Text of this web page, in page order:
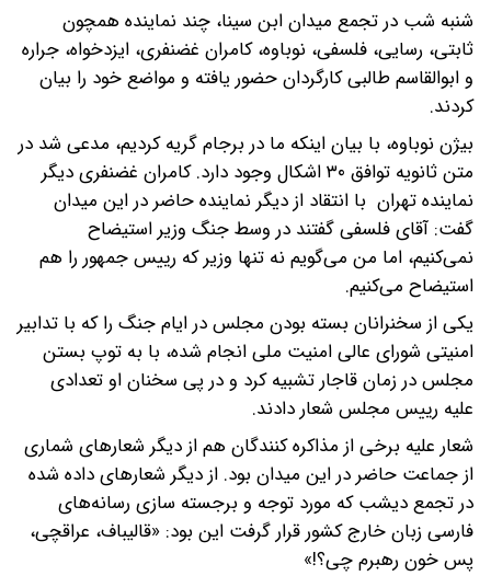
شنبه شب در تجمع میدان ابن سینا، چند نماینده همچون
ثابتی، رسایی، فلسفی، نوباوه، کامران غضنفری، ایزدخواه، جراره
و ابوالقاسم طالبی کارگردان حضور یافته و مواضع خود را بیان
کردند.
بیژن نوباوه، با بیان اینکه ما در برجام گریه کردیم، مدعی شد در
متن ثانویه توافق ۳۰ اشکال وجود دارد. کامران غضنفری دیگر
نماینده تهران با انتقاد از دیگر نماینده حاضر در این میدان
گفت: آقای فلسفی گفتند در وسط جنگ وزیر استیضاح
نمی‌کنیم، اما من می‌گویم نه تنها وزیر که رییس جمهور را هم
استیضاح می‌کنیم.
یکی از سخنرانان بسته بودن مجلس در ایام جنگ را که با تدابیر
امنیتی شورای عالی امنیت ملی انجام شده، با به توپ بستن
مجلس در زمان قاجار تشبیه کرد و در پی سخنان او تعدادی
علیه رییس مجلس شعار دادند.
شعار علیه برخی از مذاکره کنندگان هم از دیگر شعارهای شماری
از جماعت حاضر در این میدان بود. از دیگر شعارهای داده شده
در تجمع دیشب که مورد توجه و برجسته سازی رسانه‌های
فارسی زبان خارج کشور قرار گرفت این بود: «قالیباف، عراقچی،
پس خون رهبرم چی؟!»